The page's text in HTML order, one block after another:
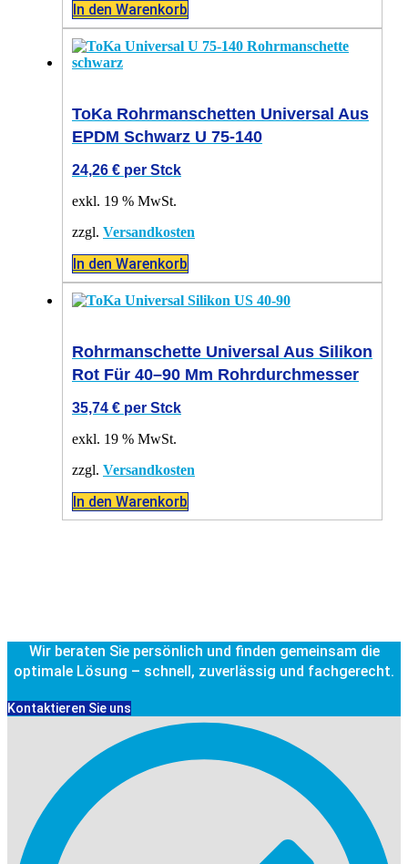
In den Warenkorb
ToKa Rohrmanschetten Universal Aus
EPDM Schwarz U 75-140
24,26 € per Stck
exkl. 19 % MwSt.
zzgl. Versandkosten
In den Warenkorb
Rohrmanschette Universal Aus Silikon
Rot Für 40–90 Mm Rohrdurchmesser
35,74 € per Stck
exkl. 19 % MwSt.
zzgl. Versandkosten
In den Warenkorb
Wir beraten Sie persönlich und finden gemeinsam die
optimale Lösung – schnell, zuverlässig und fachgerecht.
Kontaktieren Sie uns